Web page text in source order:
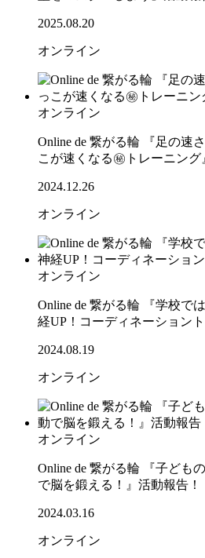
2025.08.20
オンライン
オンライン
Online de 繋がる輪 『足の速
こが速くなる㊙トレーニング
2024.12.26
オンライン
オンライン
Online de 繋がる輪 『学校で
経UP！コーディネーション
2024.08.19
オンライン
オンライン
Online de 繋がる輪 『子ども
で脳を鍛える！』活動報告！
2024.03.16
オンライン